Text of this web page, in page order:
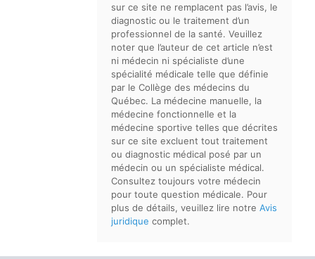
sur ce site ne remplacent pas l’avis, le
diagnostic ou le traitement d’un
professionnel de la santé. Veuillez
noter que l’auteur de cet article n’est
ni médecin ni spécialiste d’une
spécialité médicale telle que définie
par le Collège des médecins du
Québec. La médecine manuelle, la
médecine fonctionnelle et la
médecine sportive telles que décrites
sur ce site excluent tout traitement
ou diagnostic médical posé par un
médecin ou un spécialiste médical.
Consultez toujours votre médecin
pour toute question médicale. Pour
plus de détails, veuillez lire notre Avis
juridique complet.